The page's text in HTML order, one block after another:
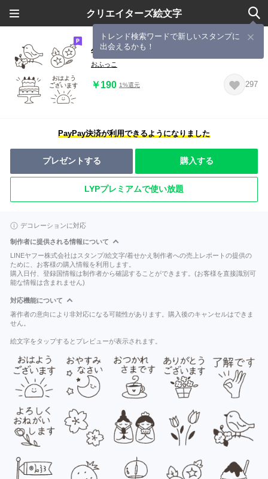
クリエイターズ絵文字
トレンド検索ワードで新しいスタンプに
出会えるかも！
年中使えるシンプル線画◎大人絵文字
おふっこ
￥190 1%還元 297
PayPay決済が利用できるようになりました
プレゼントする 購入する
LYPプレミアムで使い放題
デコレーションに対応
制作者に提供される情報について
LINEヤフー株式会社はスタンプ/絵文字/着せかえ制作者への売上レポートの提供の
ために、お客様の購入情報を利用します。
購入日付、登録国情報は制作者から確認することができます。(お客様を直接識別可
能な情報は含まれません)
対応機能について
著作者の意向により非対応になる可能性があります。購入後のキャンセルはできま
せん。
絵文字をタップするとプレビューが表示されます。